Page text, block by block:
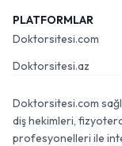
PLATFORMLAR
Doktorsitesi.com
Doktorsitesi.az
Doktorsitesi.com
diş hekimleri,
profesyonelleri ile